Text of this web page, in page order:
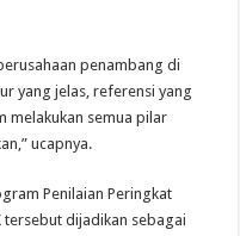
penambang di
yang jelas, referensi yang
melakukan semua pilar
ucapnya.
Penilaian Peringkat
tersebut dijadikan sebagai